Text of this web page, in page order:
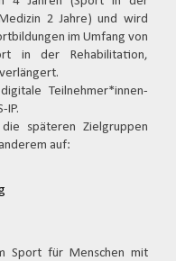
2 Jahre) und wird
im Umfang von
in der Rehabilitation,
Teilnehmer*innen-
IP.
späteren Zielgruppen
auf:
Sport für Menschen mit